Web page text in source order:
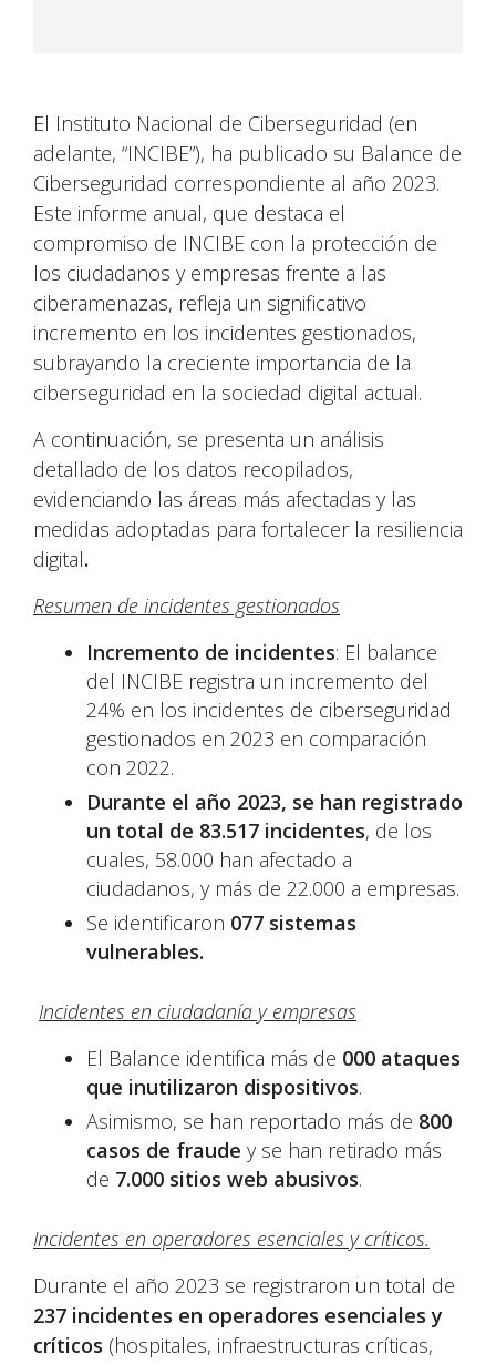
El Instituto Nacional de Ciberseguridad (en
adelante, “INCIBE”), ha publicado su Balance de
Ciberseguridad correspondiente al año 2023.
Este informe anual, que destaca el
compromiso de INCIBE con la protección de
los ciudadanos y empresas frente a las
ciberamenazas, refleja un significativo
incremento en los incidentes gestionados,
subrayando la creciente importancia de la
ciberseguridad en la sociedad digital actual.
A continuación, se presenta un análisis
detallado de los datos recopilados,
evidenciando las áreas más afectadas y las
medidas adoptadas para fortalecer la resiliencia
digital.
Resumen de incidentes gestionados
Incremento de incidentes: El balance
del INCIBE registra un incremento del
24% en los incidentes de ciberseguridad
gestionados en 2023 en comparación
con 2022.
Durante el año 2023, se han registrado
un total de 83.517 incidentes, de los
cuales, 58.000 han afectado a
ciudadanos, y más de 22.000 a empresas.
Se identificaron 077 sistemas
vulnerables.
Incidentes en ciudadanía y empresas
El Balance identifica más de 000 ataques
que inutilizaron dispositivos.
Asimismo, se han reportado más de 800
casos de fraude y se han retirado más
de 7.000 sitios web abusivos.
Incidentes en operadores esenciales y críticos.
Durante el año 2023 se registraron un total de
237 incidentes en operadores esenciales y
críticos (hospitales, infraestructuras críticas,